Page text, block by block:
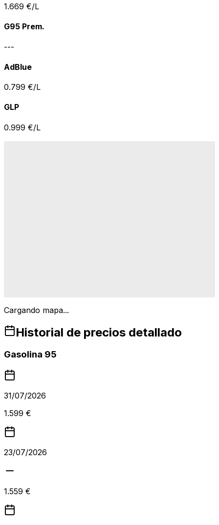
1.669 €/L
G95 Prem.
---
AdBlue
0.799 €/L
GLP
0.999 €/L
Cargando mapa...
Historial de precios detallado
Gasolina 95
31/07/2026
1.599 €
23/07/2026
1.559 €